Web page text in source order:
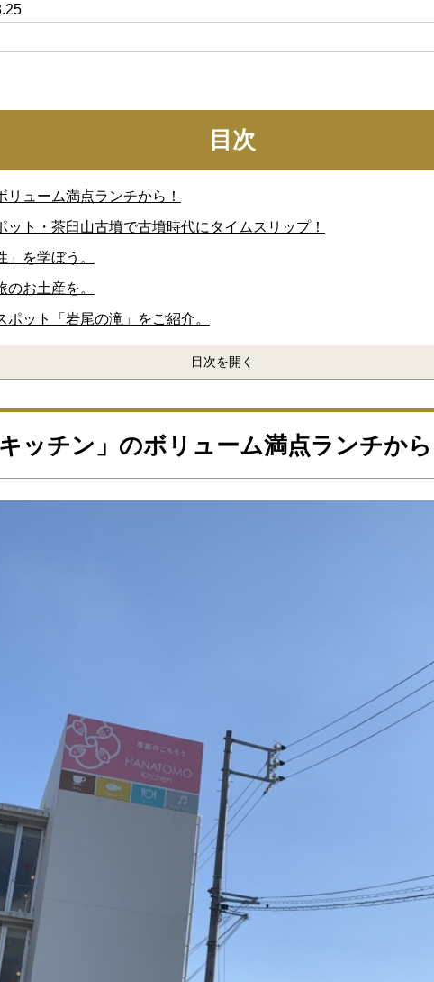
目次
ューム満点ランチから！
ト・茶臼山古墳で古墳時代にタイムスリップ！
を学ぼう。
お土産を。
ット「岩尾の滝」をご紹介。
目次を開く
ッチン」のボリューム満点ランチか